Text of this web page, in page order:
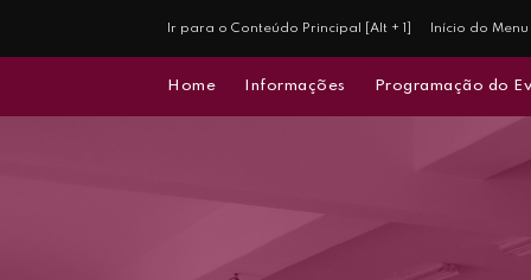
Ir para o Conteúdo Principal [Alt + 1] Início do
Home Informações Programação do